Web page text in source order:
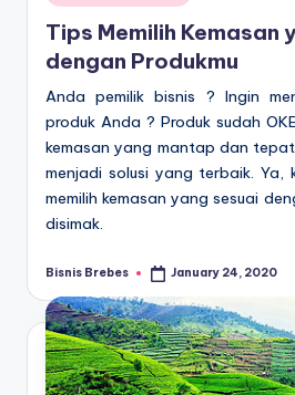
in
Tips Memilih Kemasan
dengan Produkmu
Anda pemilik bisnis ? Ingin
produk Anda ? Produk sudah
kemasan yang mantap dan
menjadi solusi yang terbaik. Ya,
memilih kemasan yang sesuai
disimak.
Posted
Bisnis Brebes January 24, 2020